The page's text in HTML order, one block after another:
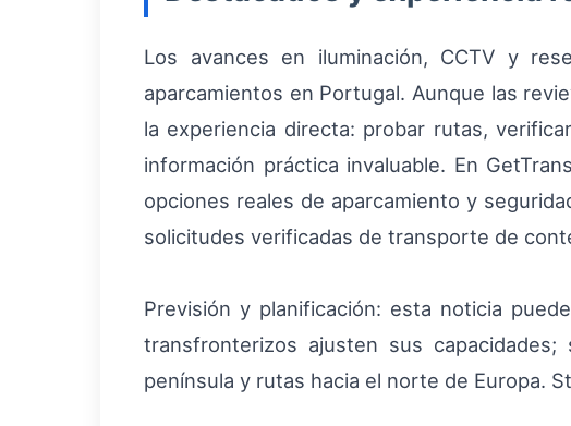
Los avances en iluminación, CCTV y
aparcamientos en Portugal. Aunque las
la experiencia directa: probar rutas,
información práctica invaluable. En
opciones reales de aparcamiento y
solicitudes verificadas de transporte de
Previsión y planificación: esta noticia
transfronterizos ajusten sus
península y rutas hacia el norte de Europa.